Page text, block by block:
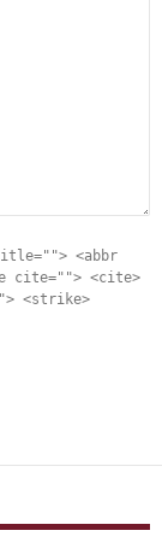
<abbr
cite=""> <cite>
<strike>